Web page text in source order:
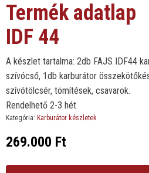
Termék adatlap
IDF 44
A készlet tartalma: 2db FAJS IDF44
szívócső, 1db karburátor
szívótölcsér, tömítések, csavarok.
Rendelhető 2-3 hét
Kategória: Karburátor készletek
269.000 Ft